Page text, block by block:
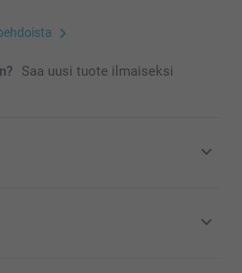
Saa uusi tuote ilmaiseksi
sisältävät arvonlisäveron ja